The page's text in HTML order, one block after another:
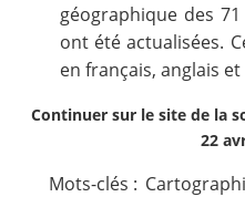
géographique des
ont été actualisées.
en français, anglais
Continuer sur le site de la
22
Mots-clés :